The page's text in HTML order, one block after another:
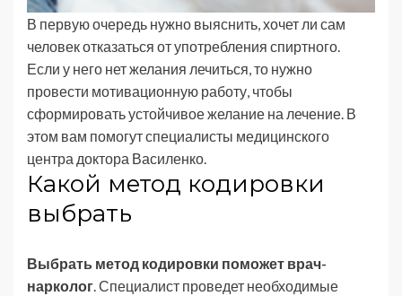
В первую очередь нужно выяснить, хочет ли сам
человек отказаться от употребления спиртного.
Если у него нет желания лечиться, то нужно
провести мотивационную работу, чтобы
сформировать устойчивое желание на лечение. В
этом вам помогут специалисты медицинского
центра доктора Василенко.
Какой метод кодировки
выбрать
Выбрать метод кодировки поможет врач-
нарколог . Специалист проведет необходимые